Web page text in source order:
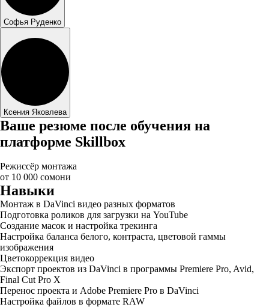
Софья Руденко
Ксения Яковлева
Ваше резюме после обучения на
платформе Skillbox
Режиссёр монтажа
от 10 000 сомони
Навыки
Монтаж в DaVinci видео разных форматов
Подготовка роликов для загрузки на YouTube
Создание масок и настройка трекинга
Настройка баланса белого, контраста, цветовой гаммы
изображения
Цветокоррекция видео
Экспорт проектов из DaVinci в программы Premiere Pro, Avid,
Final Cut Pro X
Перенос проекта и Adobe Premiere Pro в DaVinci
Настройка файлов в формате RAW